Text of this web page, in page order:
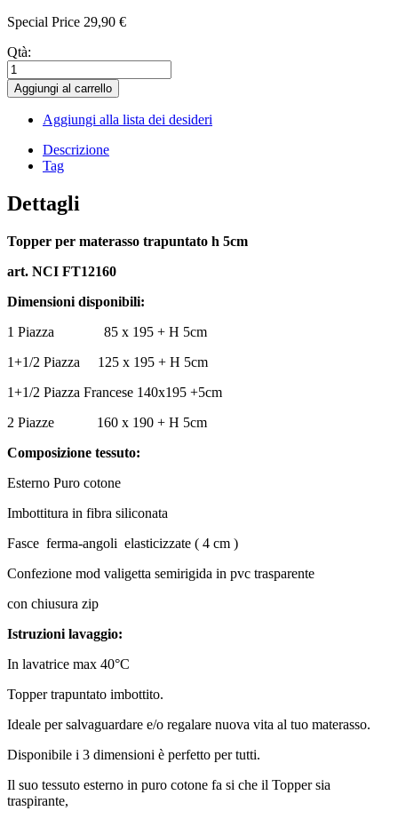
Special Price 29,90 €
Qtà:
Aggiungi al carrello
Aggiungi alla lista dei desideri
Descrizione
Tag
Dettagli
Topper per materasso trapuntato h 5cm
art. NCI FT12160
Dimensioni disponibili:
1 Piazza 85 x 195 + H 5cm
1+1/2 Piazza 125 x 195 + H 5cm
1+1/2 Piazza Francese 140x195 +5cm
2 Piazze 160 x 190 + H 5cm
Composizione tessuto:
Esterno Puro cotone
Imbottitura in fibra siliconata
Fasce ferma-angoli elasticizzate ( 4 cm )
Confezione mod valigetta semirigida in pvc trasparente
con chiusura zip
Istruzioni lavaggio:
In lavatrice max 40°C
Topper trapuntato imbottito.
Ideale per salvaguardare e/o regalare nuova vita al tuo materasso.
Disponibile i 3 dimensioni è perfetto per tutti.
Il suo tessuto esterno in puro cotone fa si che il Topper sia
traspirante,